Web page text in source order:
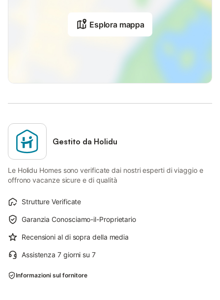
Esplora mappa
Gestito da Holidu
Le Holidu Homes sono verificate dai nostri esperti di viaggio e
offrono vacanze sicure e di qualità
Strutture Verificate
Garanzia Conosciamo-il-Proprietario
Recensioni al di sopra della media
Assistenza 7 giorni su 7
Informazioni sul fornitore